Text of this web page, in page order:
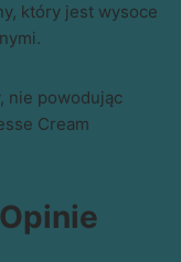
który jest wysoce
nie powodując
Cream